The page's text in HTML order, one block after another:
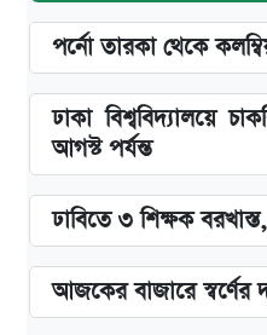
পর্নো তারকা থেকে
ঢাকা বিশ্ববিদ্যালয়ে
আগস্ট পর্যন্ত
ঢাবিতে ৩ শিক্ষক
আজকের বাজারে